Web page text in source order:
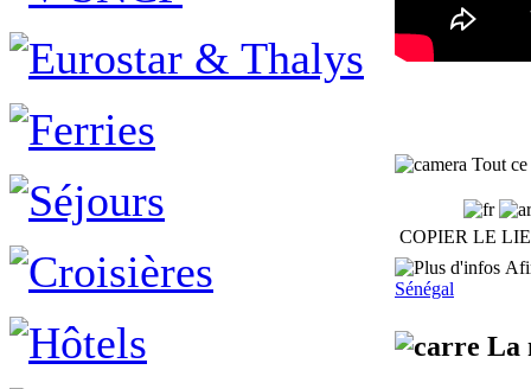
Tout
COPIER LE
Sénégal
La